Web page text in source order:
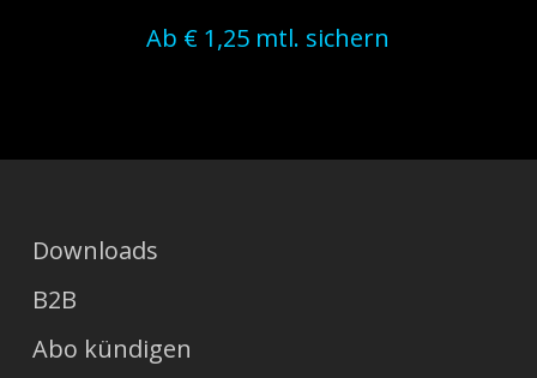
Ab € 1,25 mtl. sichern
Downloads
B2B
Abo kündigen